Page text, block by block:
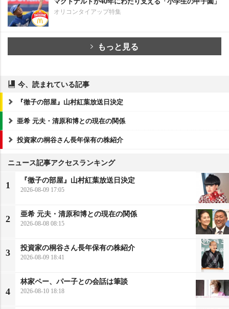
オリコンタイアップ特集
もっと見る
今、読まれている記事
『徹子の部屋』山村紅葉放送日決定
亜希 元夫・清原和博との現在の関係
投資家の桐谷さん長年保有の株紹介
ニュース記事アクセスランキング
1
『徹子の部屋』山村紅葉放送日決定
2026-08-09 17:05
2
亜希 元夫・清原和博との現在の関係
2026-08-08 08:15
3
投資家の桐谷さん長年保有の株紹介
2026-08-09 18:41
4
林家ペー、パー子との会話は筆談
2026-08-10 18:18